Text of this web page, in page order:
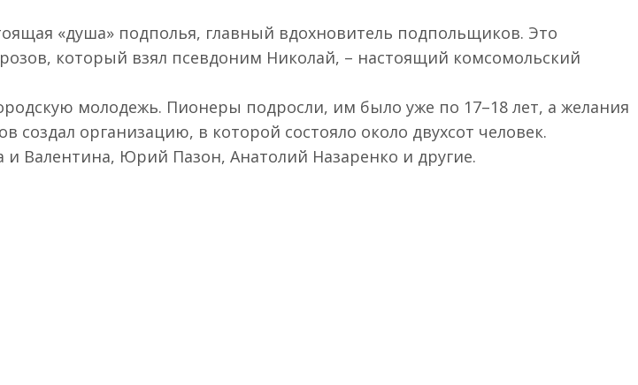
«душа» подполья, главный вдохновитель подпольщиков. Это
который взял псевдоним Николай, – настоящий комсомольский
молодежь. Пионеры подросли, им было уже по 17–18 лет, а желания
создал организацию, в которой состояло около двухсот человек.
и Валентина, Юрий Пазон, Анатолий Назаренко и другие.